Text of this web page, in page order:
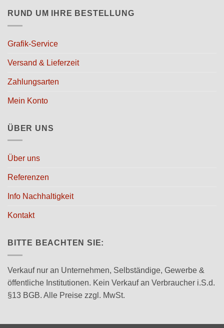
RUND UM IHRE BESTELLUNG
Grafik-Service
Versand & Lieferzeit
Zahlungsarten
Mein Konto
ÜBER UNS
Über uns
Referenzen
Info Nachhaltigkeit
Kontakt
BITTE BEACHTEN SIE:
Verkauf nur an Unternehmen, Selbständige, Gewerbe &
öffentliche Institutionen. Kein Verkauf an Verbraucher i.S.d.
§13 BGB. Alle Preise zzgl. MwSt.